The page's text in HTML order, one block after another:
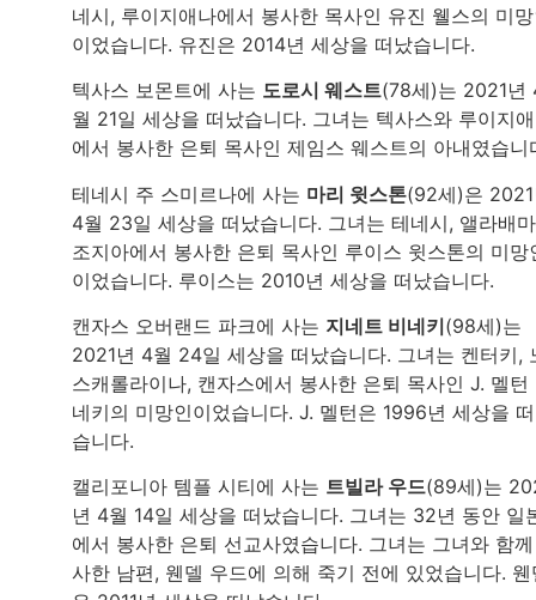
네시, 루이지애나에서 봉사한 목사인 유진 웰스의 미
이었습니다. 유진은 2014년 세상을 떠났습니다.
텍사스 보몬트에 사는 도로시 웨스트(78세)는 2021년
월 21일 세상을 떠났습니다. 그녀는 텍사스와 루이지
에서 봉사한 은퇴 목사인 제임스 웨스트의 아내였습니
테네시 주 스미르나에 사는 마리 윗스톤(92세)은
4월 23일 세상을 떠났습니다. 그녀는 테네시, 앨라배
조지아에서 봉사한 은퇴 목사인 루이스 윗스톤의 미망
이었습니다. 루이스는 2010년 세상을 떠났습니다.
캔자스 오버랜드 파크에 사는 지네트 비네키(98세)는
2021년 4월 24일 세상을 떠났습니다. 그녀는 켄터키,
스캐롤라이나, 캔자스에서 봉사한 은퇴 목사인 J. 멜턴
네키의 미망인이었습니다. J. 멜턴은 1996년 세상을
습니다.
캘리포니아 템플 시티에 사는 트빌라 우드(89세)는
년 4월 14일 세상을 떠났습니다. 그녀는 32년 동안 일
에서 봉사한 은퇴 선교사였습니다. 그녀는 그녀와 함
사한 남편, 웬델 우드에 의해 죽기 전에 있었습니다. 웬